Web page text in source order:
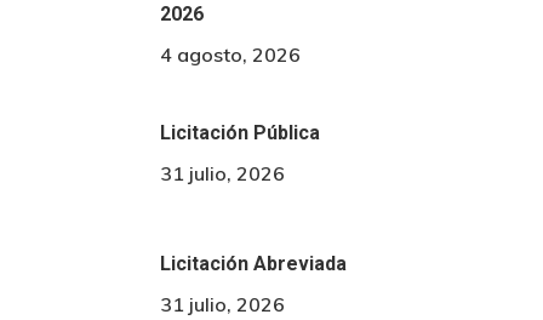
2026
4 agosto, 2026
Licitación Pública
31 julio, 2026
Licitación Abreviada
31 julio, 2026